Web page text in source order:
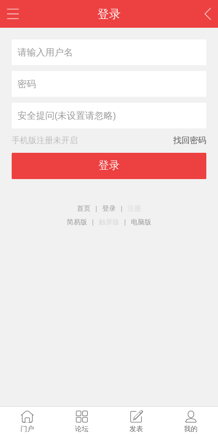
登录
安全提问(未设置请忽略)
手机版注册未开启 找回密码
登录
首页 | 登录 |
注册
简易版
| 触屏版 | 电脑版
门户 论坛 发表 我的